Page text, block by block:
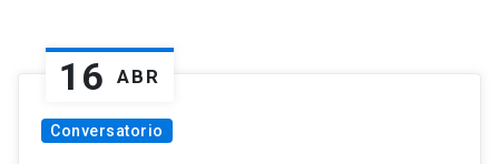
16 ABR
Conversatorio